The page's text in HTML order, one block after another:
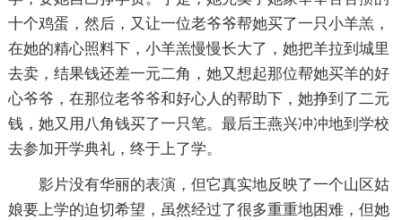
十个鸡蛋，然后，又让一位老爷爷帮她买了一只小羊羔，
在她的精心照料下，小羊羔慢慢长大了，她把羊拉到城里
去卖，结果钱还差一元二角，她又想起那位帮她买羊的好
心爷爷，在那位老爷爷和好心人的帮助下，她挣到了二元
钱，她又用八角钱买了一只笔。最后王燕兴冲冲地到学校
去参加开学典礼，终于上了学。
影片没有华丽的表演，但它真实地反映了一个山区姑
娘要上学的迫切希望，虽然经过了很多重重地困难，但她